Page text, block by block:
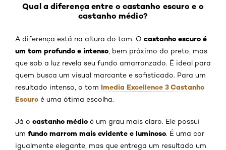
Qual a diferença entre o castanho escuro e o
castanho médio?
A diferença está na altura do tom. O castanho escuro é
um tom profundo e intenso , bem próximo do preto, mas
que sob a luz revela seu fundo amarronzado. É ideal para
quem busca um visual marcante e sofisticado. Para um
resultado intenso, o tom Imedia Excellence 3 Castanho
Escuro é uma ótima escolha.
Já o castanho médio é um grau mais claro. Ele possui
um fundo marrom mais evidente e luminoso. É uma cor
igualmente elegante, mas que entrega um resultado um